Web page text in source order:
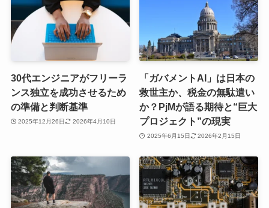
30代エンジニアがフリーラ
ンス独立を成功させるため
の準備と判断基準
2025年12月26日 2026年4月10日
「ガバメントAI」は日本の
救世主か、税金の無駄遣い
か？PjMが語る期待と“巨大
プロジェクト”の現実
2025年6月15日 2026年2月15日